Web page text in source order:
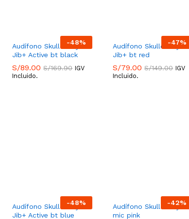
-48%
Audífono Skullcandy
Jib+ Active bt black
S/89.00 S/169.90 IGV
Incluido.
-47%
Audífono Skullcandy
Jib+ bt red
S/79.00 S/149.00 IGV
Incluido.
-48%
Audífono Skullcandy
Jib+ Active bt blue
-42%
Audífono Skullcandy Jib
mic pink